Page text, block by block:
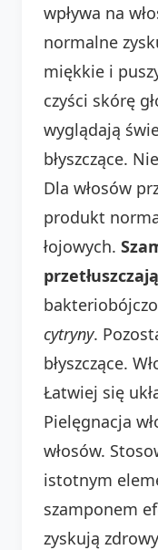
wpływa na
normalne
miękkie i
czyści skórę
wyglądają
błyszczące.
Dla włosów
produkt
łojowych.
cytryny.
błyszczące.
Łatwiej się
Pielęgnacja
włosów.
istotnym
szamponem
zyskują